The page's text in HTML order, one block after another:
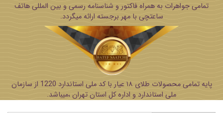
تمامی جواهرات به همراه فاکتور و شناسنامه رسمی و بین المللی هاتف
ساعتچی با مهر برجسته ارائه میگردد.
پایه تمامی محصولات طلای ۱۸ عیار با کد ملی استاندارد 1220 از سازمان
ملی استاندارد و اداره کل استان تهران ،میباشد.